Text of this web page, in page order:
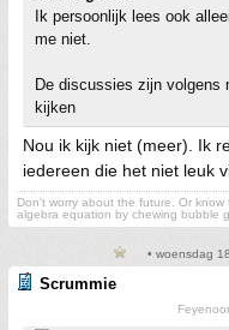
Ik persoonlijk lees ook
me niet.
De discussies zijn volgens
kijken
Nou ik kijk niet (meer). Ik
iedereen die het niet leuk
Don't worry about the future. Or
algebra equation by chewing bubble
• woensdag
Scrummie